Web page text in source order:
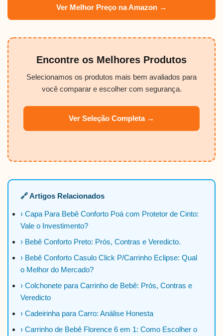
Ver Melhor Preço na Amazon →
Encontre os Melhores Produtos
Selecionamos os produtos mais bem avaliados para
você comparar e escolher com segurança.
Ver Seleção Completa →
🔗 Artigos Relacionados
› Capa Para Bebê Conforto Poá com Protetor de Cinto:
Vale o Investimento?
› Bebê Conforto Preto: Prós, Contras e Veredicto.
› Bebê Conforto Casulo Click P/Carrinho Eclipse: Qual
o Melhor do Mercado?
› Colchonete para Carrinho de Bebê: Prós, Contras e
Veredicto
› Cadeirinha para Carro: Análise Honesta
› Carrinho de Bebê Florence 6 em 1: Como Escolher o